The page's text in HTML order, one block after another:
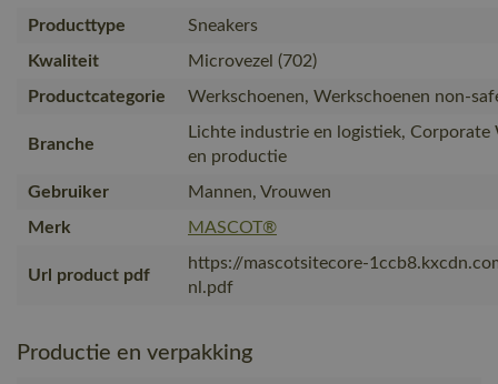
Producttype
Sneakers
Kwaliteit
Microvezel (702)
Productcategorie
Werkschoenen, Werkschoenen non-
Branche
Lichte industrie en logistiek, Corporate
en productie
Gebruiker
Mannen, Vrouwen
Merk
MASCOT®
Url product pdf
https://mascotsitecore-
nl.pdf
Productie en verpakking